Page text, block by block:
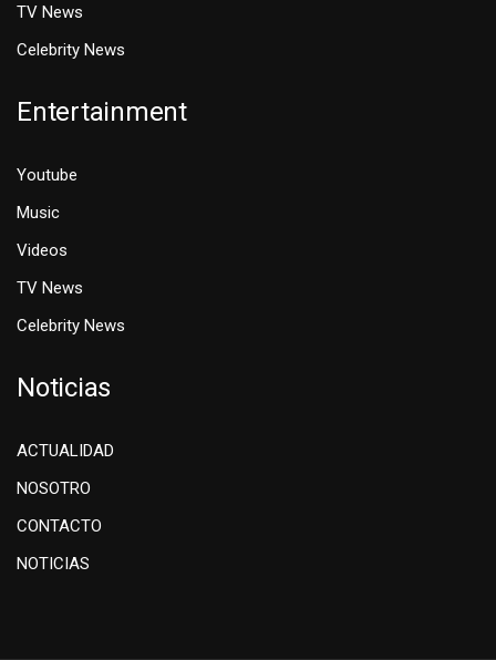
TV News
Celebrity News
Entertainment
Youtube
Music
Videos
TV News
Celebrity News
Noticias
ACTUALIDAD
NOSOTRO
CONTACTO
NOTICIAS